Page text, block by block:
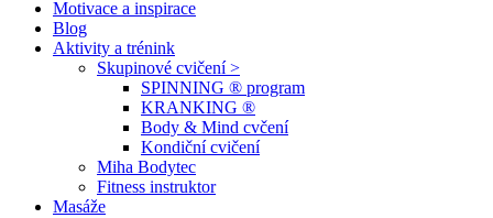
Motivace a inspirace
Blog
Aktivity a trénink
Skupinové cvičení >
SPINNING ® program
KRANKING ®
Body & Mind cvčení
Kondiční cvičení
Miha Bodytec
Fitness instruktor
Masáže